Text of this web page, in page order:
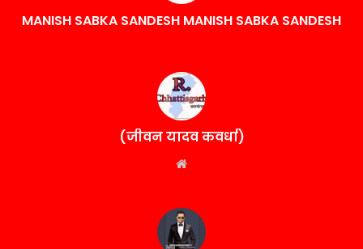
MANISH SABKA SANDESH MANISH SABKA SANDESH
(जीवन यादव कवर्धा)